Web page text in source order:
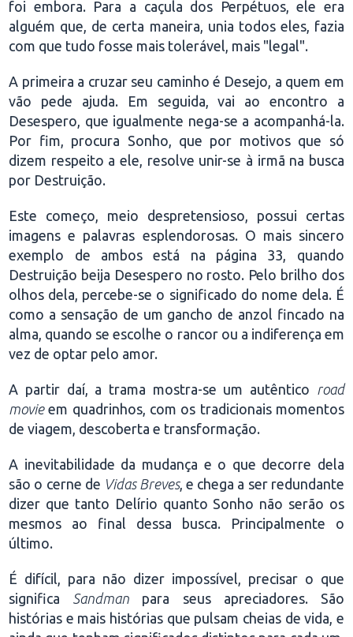
foi embora. Para a caçula dos Perpétuos, ele era
alguém que, de certa maneira, unia todos eles, fazia
com que tudo fosse mais tolerável, mais "legal".
A primeira a cruzar seu caminho é Desejo, a quem em
vão pede ajuda. Em seguida, vai ao encontro a
Desespero, que igualmente nega-se a acompanhá-la.
Por fim, procura Sonho, que por motivos que só
dizem respeito a ele, resolve unir-se à irmã na busca
por Destruição.
Este começo, meio despretensioso, possui certas
imagens e palavras esplendorosas. O mais sincero
exemplo de ambos está na página 33, quando
Destruição beija Desespero no rosto. Pelo brilho dos
olhos dela, percebe-se o significado do nome dela. É
como a sensação de um gancho de anzol fincado na
alma, quando se escolhe o rancor ou a indiferença em
vez de optar pelo amor.
A partir daí, a trama mostra-se um autêntico road
movieem quadrinhos, com os tradicionais momentos
de viagem, descoberta e transformação.
A inevitabilidade da mudança e o que decorre dela
são o cerne de Vidas Breves, e chega a ser redundante
dizer que tanto Delírio quanto Sonho não serão os
mesmos ao final dessa busca. Principalmente o
último.
É difícil, para não dizer impossível, precisar o que
significa Sandman para seus apreciadores. São
histórias e mais histórias que pulsam cheias de vida, e